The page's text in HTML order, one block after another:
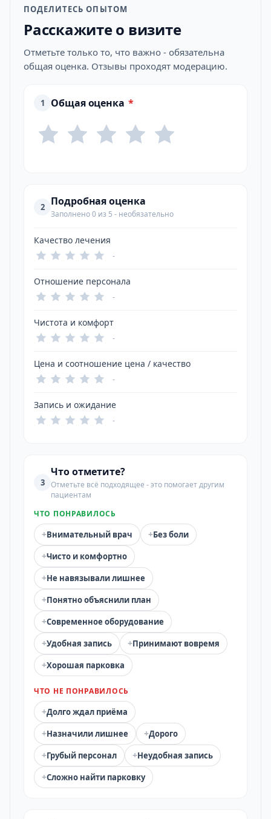
ПОДЕЛИТЕСЬ ОПЫТОМ
Расскажите о визите
Отметьте только то, что важно - обязательна
общая оценка. Отзывы проходят модерацию.
1 Общая оценка *
2 Подробная оценка
Заполнено 0 из 5 - необязательно
Качество лечения
-
Отношение персонала
-
Чистота и комфорт
-
Цена и соотношение цена / качество
-
Запись и ожидание
-
3
Что отметите?
Отметьте всё подходящее - это помогает другим
пациентам
ЧТО ПОНРАВИЛОСЬ
+Внимательный врач +Без боли
+Чисто и комфортно
+Не навязывали лишнее
+Понятно объяснили план
+Современное оборудование
+Удобная запись +Принимают вовремя
+Хорошая парковка
ЧТО НЕ ПОНРАВИЛОСЬ
+Долго ждал приёма
+Назначили лишнее +Дорого
+Грубый персонал +Неудобная запись
+Сложно найти парковку